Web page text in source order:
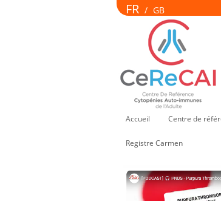
FR / GB
Accueil Centre de
Registre Carmen